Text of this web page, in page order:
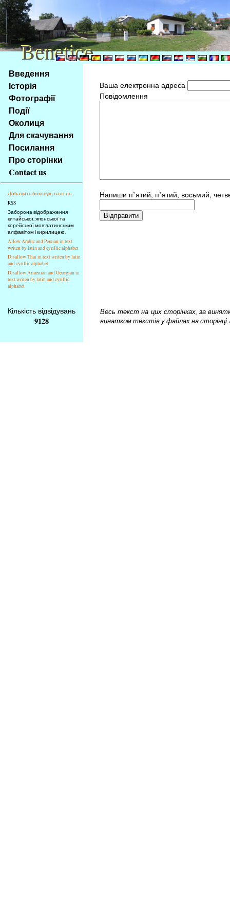
Na
obsah
stránky
Klávesové
zkratky
tomto
webu
základní
Hlavní
strana
Введення
Історія
Фотографії
Події
Околиця
Для скачування
Посилання
Про сторінки
Contact us
Добавить боковую панель.
RSS
Заборона відображення
китайської, японської та
корейської мов латинським
алфавітом і кирилицею.
Allow Arabic and Persian in text
writen by latin and cyrillic alphabet
Disallow Thai in text writen by latin
and cyrillic alphabet
Disallow Armenian and Georgian in
text writen by latin and cyrillic
alphabet
Ваша електронна адреса
Повідомлення
Напиши п’ятий, п’ятий, восьмий,
Кількість відвідувань
9128
Весь текст на цих сторінках, за
винатком текстів у файлах на
Benetice
Benetice